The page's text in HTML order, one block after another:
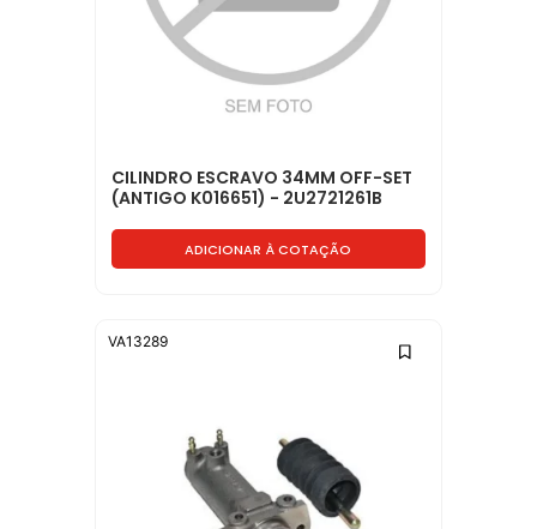
CILINDRO ESCRAVO 34MM OFF-SET
(ANTIGO K016651) - 2U2721261B
ADICIONAR À COTAÇÃO
VA13289